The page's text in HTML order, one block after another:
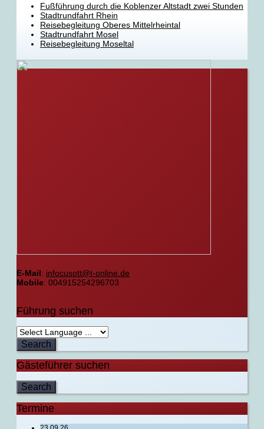
Fußführung durch die Koblenzer Altstadt zwei Stunden
Stadtrundfahrt Rhein
Reisebegleitung Oberes Mittelrheintal
Stadtrundfahrt Mosel
Reisebegleitung Moseltal
E-Mail: infocusott@t-online.de
Mobile: 004915254296703
Führung suchen
Gästeführer suchen
Termine